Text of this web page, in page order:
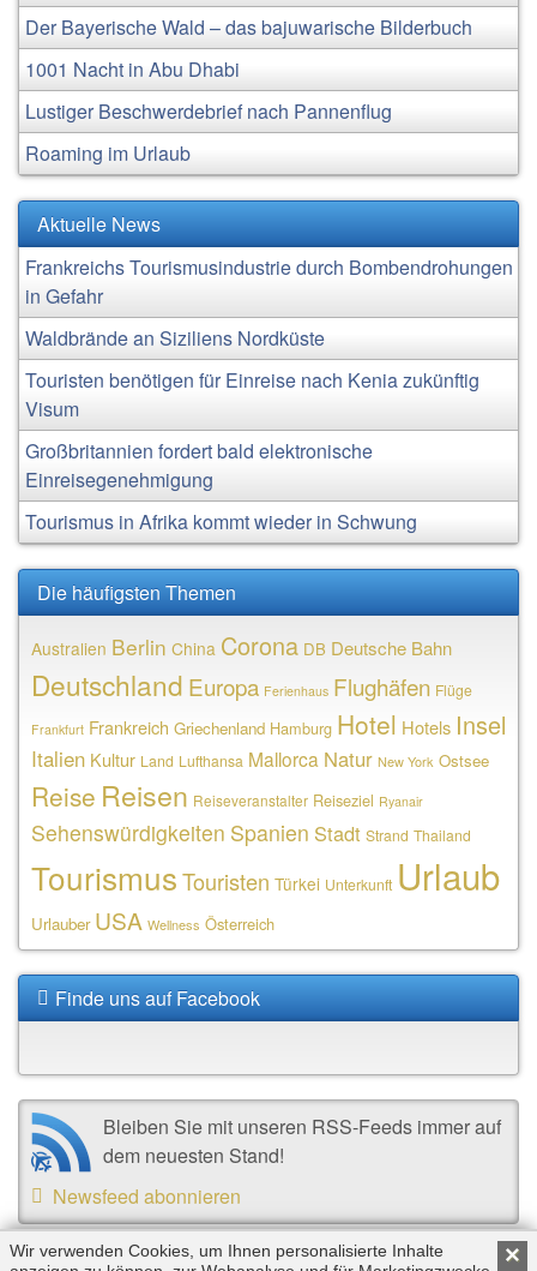
Der Bayerische Wald – das bajuwarische Bilderbuch
1001 Nacht in Abu Dhabi
Lustiger Beschwerdebrief nach Pannenflug
Roaming im Urlaub
Aktuelle News
Frankreichs Tourismusindustrie durch Bombendrohungen
in Gefahr
Waldbrände an Siziliens Nordküste
Touristen benötigen für Einreise nach Kenia zukünftig
Visum
Großbritannien fordert bald elektronische
Einreisegenehmigung
Tourismus in Afrika kommt wieder in Schwung
Die häufigsten Themen
Australien Berlin China Corona DB Deutsche Bahn
Deutschland Europa Ferienhaus Flughäfen Flüge
Frankfurt Frankreich Griechenland Hamburg Hotel Hotels Insel
Italien Kultur Land Lufthansa Mallorca Natur New York Ostsee
Reise Reisen Reiseveranstalter Reiseziel Ryanair
Sehenswürdigkeiten Spanien Stadt Strand Thailand
TourismusTouristen Türkei Unterkunft Urlaub
Urlauber USA Wellness Österreich
Finde uns auf Facebook
Bleiben Sie mit unseren RSS-Feeds immer auf
dem neuesten Stand!
Newsfeed abonnieren
×
Wir verwenden Cookies, um Ihnen personalisierte Inhalte